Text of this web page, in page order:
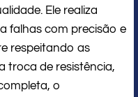
Ele realiza
falhas com precisão e
respeitando as
troca de resistência,
o